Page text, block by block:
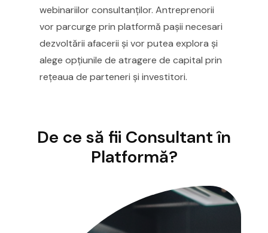
webinariilor consultanților. Antreprenorii
vor parcurge prin platformă pașii necesari
dezvoltării afacerii și vor putea explora și
alege opțiunile de atragere de capital prin
rețeaua de parteneri și investitori.
De ce să fii Consultant în
Platformă?